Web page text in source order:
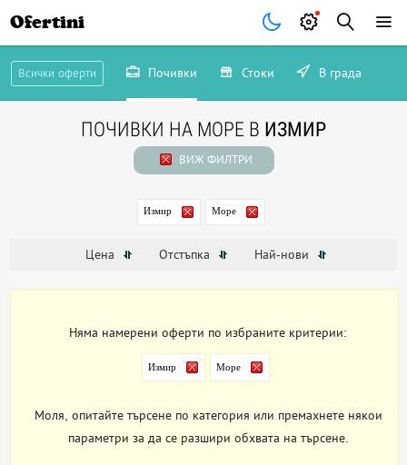
Ofertini
Всички оферти Почивки Стоки В града
ПОЧИВКИ НА МОРЕ В ИЗМИР
ВИЖ ФИЛТРИ
Измир Море
Цена Отстъпка Най-нови
Няма намерени оферти по избраните критерии:
Измир Море
Моля, опитайте търсене по категория или премахнете някои
параметри за да се разшири обхвата на търсене.